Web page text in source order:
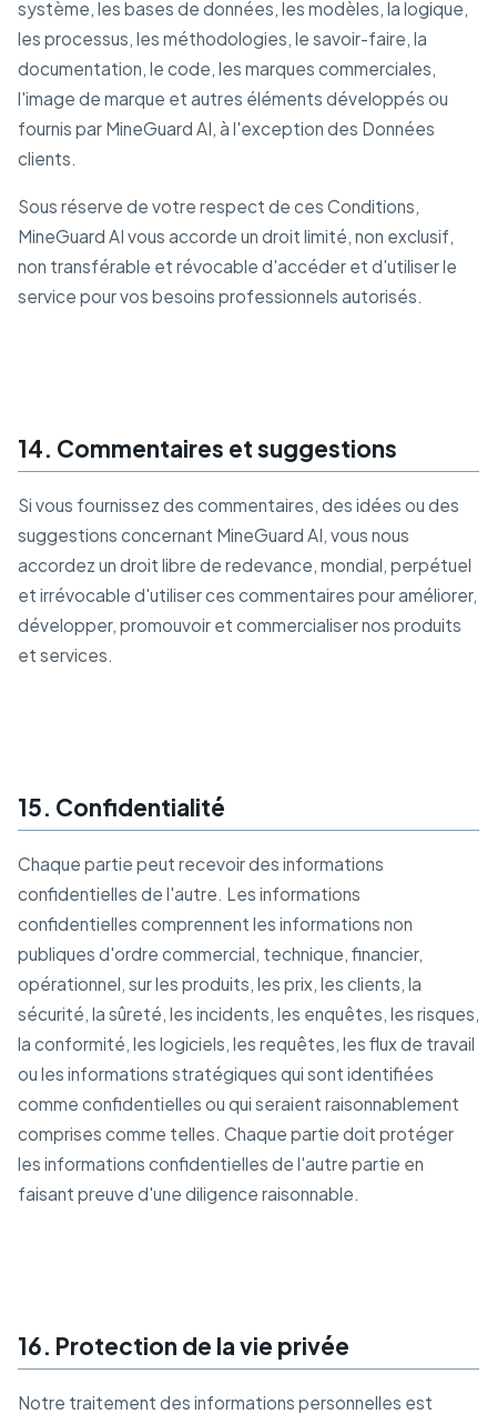
système, les bases de données, les modèles, la logique,
les processus, les méthodologies, le savoir-faire, la
documentation, le code, les marques commerciales,
l'image de marque et autres éléments développés ou
fournis par MineGuard AI, à l'exception des Données
clients.
Sous réserve de votre respect de ces Conditions,
MineGuard AI vous accorde un droit limité, non exclusif,
non transférable et révocable d'accéder et d'utiliser le
service pour vos besoins professionnels autorisés.
14. Commentaires et suggestions
Si vous fournissez des commentaires, des idées ou des
suggestions concernant MineGuard AI, vous nous
accordez un droit libre de redevance, mondial, perpétuel
et irrévocable d'utiliser ces commentaires pour améliorer,
développer, promouvoir et commercialiser nos produits
et services.
15. Confidentialité
Chaque partie peut recevoir des informations
confidentielles de l'autre. Les informations
confidentielles comprennent les informations non
publiques d'ordre commercial, technique, financier,
opérationnel, sur les produits, les prix, les clients, la
sécurité, la sûreté, les incidents, les enquêtes, les risques,
la conformité, les logiciels, les requêtes, les flux de travail
ou les informations stratégiques qui sont identifiées
comme confidentielles ou qui seraient raisonnablement
comprises comme telles. Chaque partie doit protéger
les informations confidentielles de l'autre partie en
faisant preuve d'une diligence raisonnable.
16. Protection de la vie privée
Notre traitement des informations personnelles est